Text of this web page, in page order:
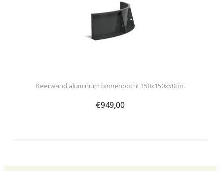
Keerwand aluminium binnenbocht 150x150x50cm.
€949,00